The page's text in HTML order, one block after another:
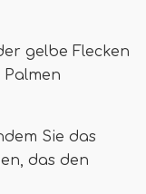
gelbe Flecken
Sie das
das den